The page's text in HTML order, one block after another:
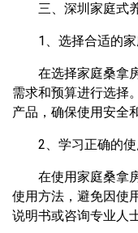
三、深圳家庭式
1、选择合适的家
在选择家庭桑拿房
需求和预算进行选择
产品，确保使用安全
2、学习正确的使
在使用家庭桑拿房
使用方法，避免因使
说明书或咨询专业人